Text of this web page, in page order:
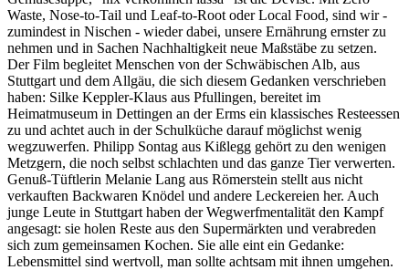
Waste, Nose-to-Tail und Leaf-to-Root oder Local Food, sind wir -
zumindest in Nischen - wieder dabei, unsere Ernährung ernster zu
nehmen und in Sachen Nachhaltigkeit neue Maßstäbe zu setzen.
Der Film begleitet Menschen von der Schwäbischen Alb, aus
Stuttgart und dem Allgäu, die sich diesem Gedanken verschrieben
haben: Silke Keppler-Klaus aus Pfullingen, bereitet im
Heimatmuseum in Dettingen an der Erms ein klassisches Resteessen
zu und achtet auch in der Schulküche darauf möglichst wenig
wegzuwerfen. Philipp Sontag aus Kißlegg gehört zu den wenigen
Metzgern, die noch selbst schlachten und das ganze Tier verwerten.
Genuß-Tüftlerin Melanie Lang aus Römerstein stellt aus nicht
verkauften Backwaren Knödel und andere Leckereien her. Auch
junge Leute in Stuttgart haben der Wegwerfmentalität den Kampf
angesagt: sie holen Reste aus den Supermärkten und verabreden
sich zum gemeinsamen Kochen. Sie alle eint ein Gedanke:
Lebensmittel sind wertvoll, man sollte achtsam mit ihnen umgehen.